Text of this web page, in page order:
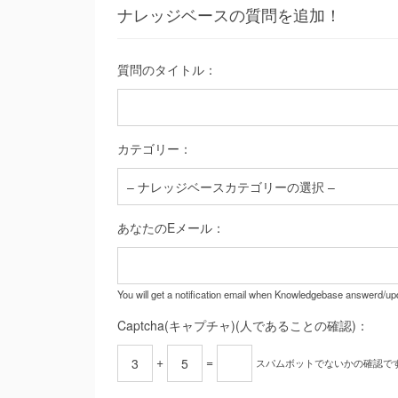
ナレッジベースの質問を追加！
質問のタイトル：
カテゴリー：
あなたのEメール：
You will get a notification email when Knowledgebase answerd/
Captcha(キャプチャ)(人であることの確認)：
+ = スパムボットでないかの確認で